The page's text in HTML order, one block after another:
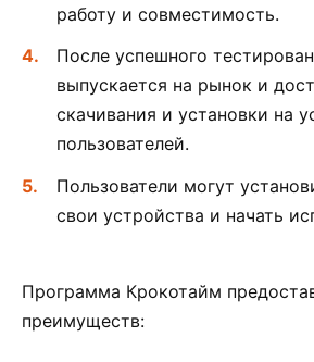
работу и совместимость.
После успешного
выпускается на рынок и
скачивания и установки на
пользователей.
Пользователи могут
свои устройства и начать
Программа Крокотайм
преимуществ: